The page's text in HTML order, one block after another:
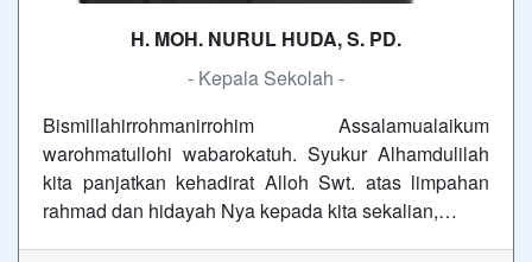
H. MOH. NURUL HUDA, S. PD.
- Kepala Sekolah -
Bismillahirrohmanirrohim Assalamualaikum
warohmatullohi wabarokatuh. Syukur Alhamdulilah
kita panjatkan kehadirat Alloh Swt. atas limpahan
rahmad dan hidayah Nya kepada kita sekalian,…